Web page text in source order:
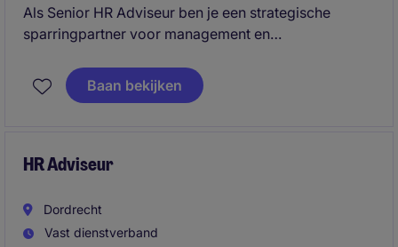
Als Senior HR Adviseur ben je een strategische
sparringpartner voor management en
verdere professionalisering van HR binnen de
organisatie. Je combineert operationele HR-
en ontwikkeling van zowel medewerkers als de
Baan bekijken
HR Adviseur
Dordrecht
Vast dienstverband